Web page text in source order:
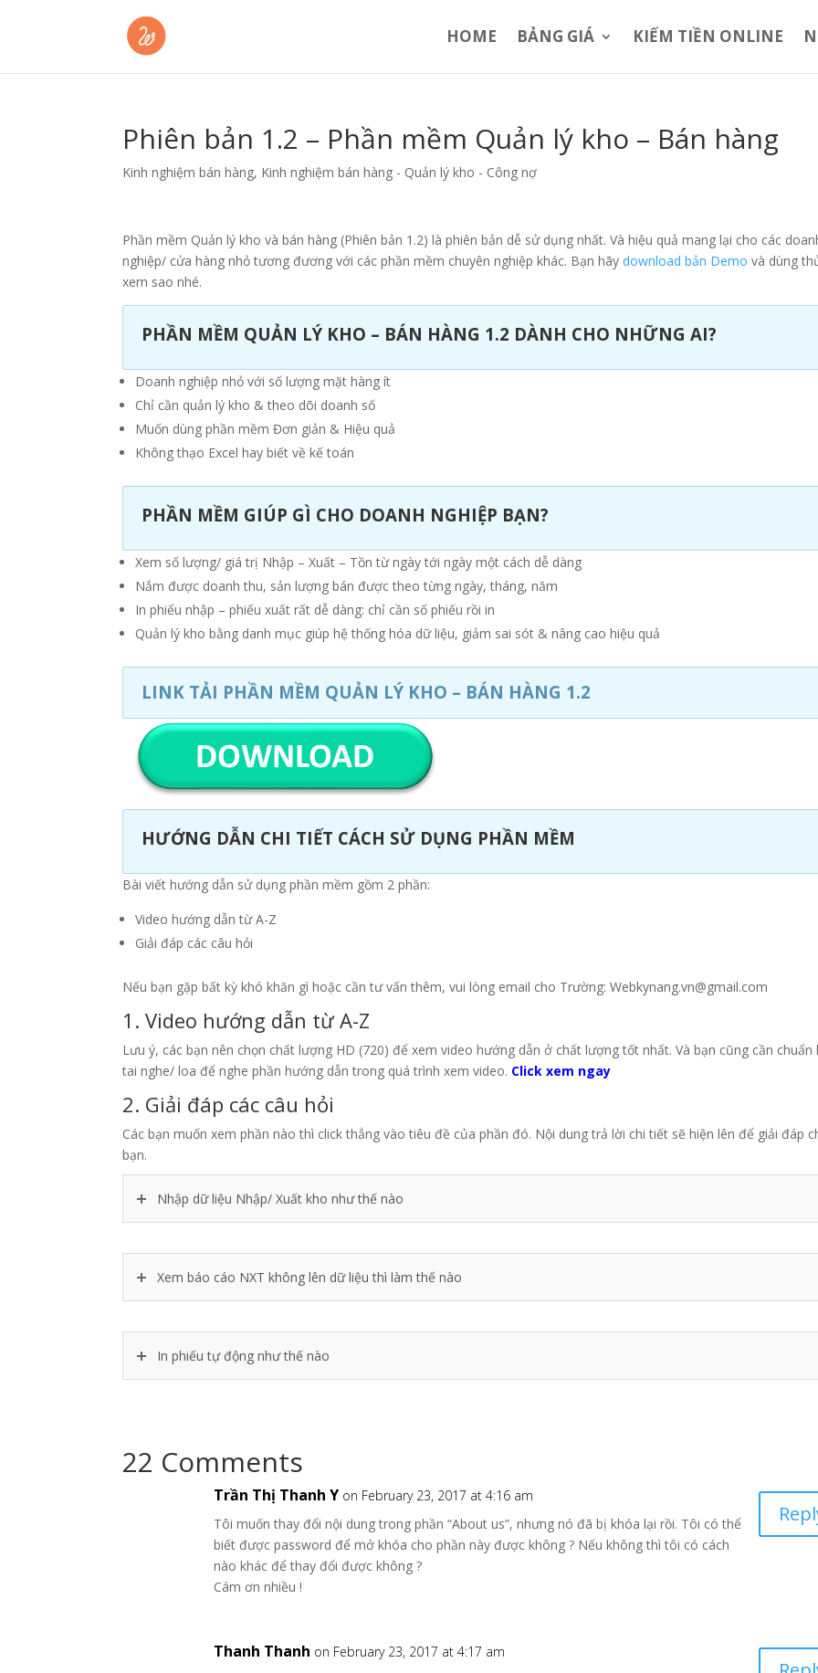
HOME BẢNG GIÁ KIẾM TIỀN ONLINE
Phiên bản 1.2 – Phần mềm Quản lý kho – Bán hàng
Kinh nghiệm bán hàng, Kinh nghiệm bán hàng - Quản lý kho - Công nợ
Phần mềm Quản lý kho và bán hàng (Phiên bản 1.2) là phiên bản dễ sử dụng nhất. Và hiệu quả mang lại cho các
nghiệp/ cửa hàng nhỏ tương đương với các phần mềm chuyên nghiệp khác. Bạn hãydownload bản Demo và dùng
xem sao nhé.
PHẦN MỀM QUẢN LÝ KHO – BÁN HÀNG 1.2 DÀNH CHO NHỮNG AI?
Doanh nghiệp nhỏ với số lượng mặt hàng ít
Chỉ cần quản lý kho & theo dõi doanh số
Muốn dùng phần mềm Đơn giản & Hiệu quả
Không thạo Excel hay biết về kế toán
PHẦN MỀM GIÚP GÌ CHO DOANH NGHIỆP BẠN?
Xem số lượng/ giá trị Nhập – Xuất – Tồn từ ngày tới ngày một cách dễ dàng
Nắm được doanh thu, sản lượng bán được theo từng ngày, tháng, năm
In phiếu nhập – phiếu xuất rất dễ dàng: chỉ cần số phiếu rồi in
Quản lý kho bằng danh mục giúp hệ thống hóa dữ liệu, giảm sai sót & nâng cao hiệu quả
LINK TẢI PHẦN MỀM QUẢN LÝ KHO – BÁN HÀNG 1.2
HƯỚNG DẪN CHI TIẾT CÁCH SỬ DỤNG PHẦN MỀM
Bài viết hướng dẫn sử dụng phần mềm gồm 2 phần:
Video hướng dẫn từ A-Z
Giải đáp các câu hỏi
Nếu bạn gặp bất kỳ khó khăn gì hoặc cần tư vấn thêm, vui lòng email cho Trường: Webkynang.vn@gmail.com
1. Video hướng dẫn từ A-Z
Lưu ý, các bạn nên chọn chất lượng HD (720) để xem video hướng dẫn ở chất lượng tốt nhất. Và bạn cũng cần chuẩn
tai nghe/ loa để nghe phần hướng dẫn trong quá trình xem video. Click xem ngay
2. Giải đáp các câu hỏi
Các bạn muốn xem phần nào thì click thẳng vào tiêu đề của phần đó. Nội dung trả lời chi tiết sẽ hiện lên để giải đáp
bạn.
Nhập dữ liệu Nhập/ Xuất kho như thế nào
Xem báo cáo NXT không lên dữ liệu thì làm thế nào
In phiếu tự động như thế nào
22 Comments
Trần Thị Thanh Y on February 23, 2017 at 4:16 am
Tôi muốn thay đổi nội dung trong phần “About us”, nhưng nó đã bị khóa lại rồi. Tôi có thể
biết được password để mở khóa cho phần này được không ? Nếu không thì tôi có cách
nào khác để thay đổi được không ?
Cám ơn nhiều !
Thanh Thanh on February 23, 2017 at 4:17 am